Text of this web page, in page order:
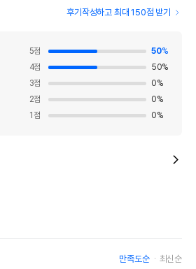
후기작성하고 최대 150점 받기
5점 50%
4점 50%
3점 0%
2점 0%
1 점 0%
만족도순 최신순